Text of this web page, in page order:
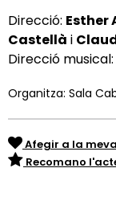
Direcció: Esther
Castellà i
Direcció musical:
Organitza: Sala
Afegir a la
Recomano